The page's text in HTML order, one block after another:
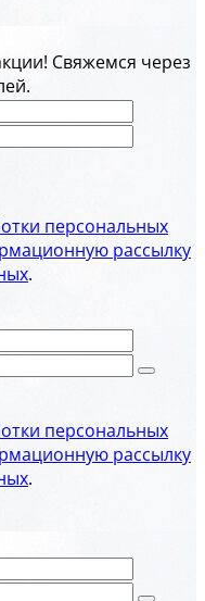
Свяжемся через
персональных
рассылку
.
персональных
рассылку
.